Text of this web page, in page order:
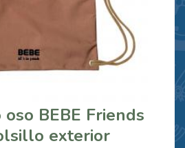
oso BEBE Friends
exterior